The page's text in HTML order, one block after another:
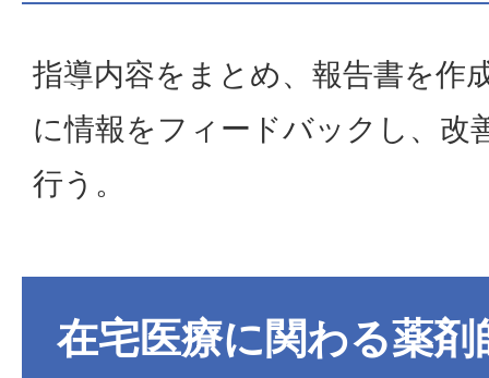
指導内容をまとめ、報告書を作
に情報をフィードバックし、改
行う。
在宅医療に関わる薬剤